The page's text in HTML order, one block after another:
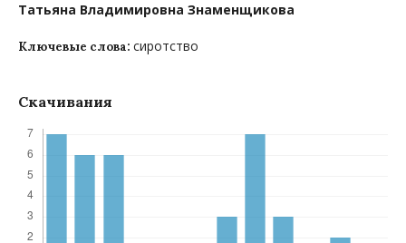
Татьяна Владимировна Знаменщикова
Ключевые слова: сиротство
Скачивания